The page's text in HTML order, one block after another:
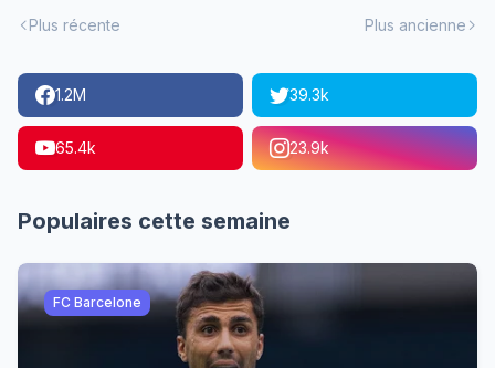
Plus récente Plus ancienne
1.2M 39.3k
65.4k 23.9k
Populaires cette semaine
FC Barcelone